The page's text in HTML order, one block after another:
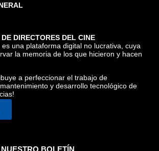
ÁGUILA, CORTESÍA DIRECTOR
DIRECTORES DEL CINE
es una plataforma digital no lucrativa, cuya
la memoria de los que hicieron y hacen
a perfeccionar el trabajo de
y desarrollo tecnológico de
BOLETÍN